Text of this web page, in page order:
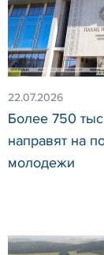
22.07.2026
Более 750
направят на
молодежи